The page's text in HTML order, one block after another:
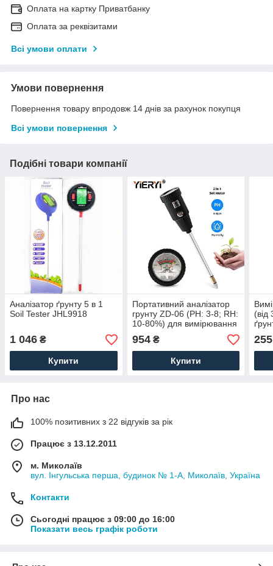
Оплата на картку Приватбанку
Оплата за реквізитами
Всі умови оплати
Умови повернення
Повернення товару впродовж 14 днів за рахунок покупця
Всі умови повернення
Подібні товари компанії
Аналізатор ґрунту 5 в 1
Soil Tester JHL9918
1 046 ₴
Купити
Портативний аналізатор
грунту ZD-06 (РН: 3-8; RH:
10-80%) для вимірювання
кислотності і вологості
954₴
Купити
(від
255
Про нас
100% позитивних з 22 відгуків за рік
Працює з 13.12.2011
м. Миколаїв
вул. Інгульська перша, будинок № 1-А, Миколаїв, Україна
Контакти
Сьогодні працює з 09:00 до 16:00
Показати весь графік роботи